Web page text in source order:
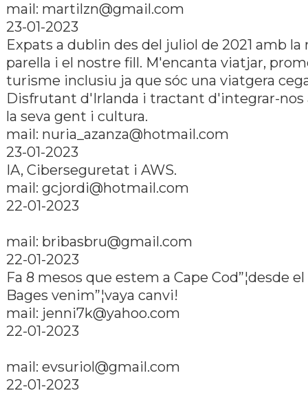
mail: martilzn@gmail.com
23-01-2023
Expats a dublin des del juliol de 2021 amb la
parella i el nostre fill. M'encanta viatjar,
turisme inclusiu ja que sóc una viatgera
Disfrutant d'Irlanda i tractant d'integrar-nos
la seva gent i cultura.
mail: nuria_azanza@hotmail.com
23-01-2023
IA, Ciberseguretat i AWS.
mail: gcjordi@hotmail.com
22-01-2023
mail: bribasbru@gmail.com
22-01-2023
Fa 8 mesos que estem a Cape Cod”¦desde el
Bages venim”¦vaya canvi!
mail: jenni7k@yahoo.com
22-01-2023
mail: evsuriol@gmail.com
22-01-2023